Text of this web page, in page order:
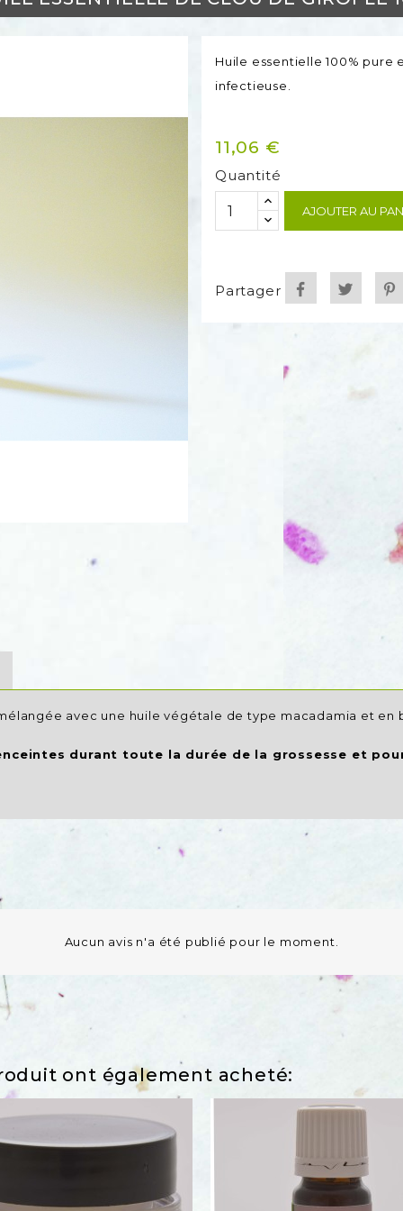
Huile essentielle 100%
infectieuse.
11,06 €
Quantité
AJOUTER AU
Partager
avec une huile végétale de type macadamia et
durant toute la durée de la grossesse et
Aucun avis n'a été publié pour le moment.
ont également acheté:
favorite_border